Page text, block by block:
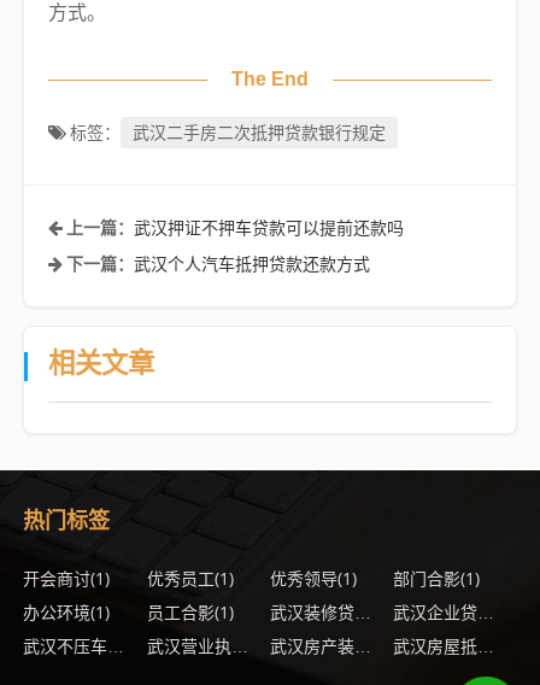
方式。
The End
标签： 武汉二手房二次抵押贷款银行规定
上一篇：武汉押证不押车贷款可以提前还款吗
下一篇：武汉个人汽车抵押贷款还款方式
相关文章
热门标签
开会商讨(1) 优秀员工(1) 优秀领导(1) 部门合影(1)
办公环境(1) 员工合影(1) 武汉装修贷款办理流程 (1)
(1) (1)
武汉房产装修贷款有哪些优点 (1)